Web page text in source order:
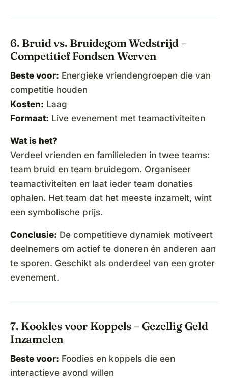
6. Bruid vs. Bruidegom Wedstrijd –
Competitief Fondsen Werven
Beste voor: Energieke vriendengroepen die van
competitie houden
Kosten: Laag
Formaat: Live evenement met teamactiviteiten
Wat is het?
Verdeel vrienden en familieleden in twee teams:
team bruid en team bruidegom. Organiseer
teamactiviteiten en laat ieder team donaties
ophalen. Het team dat het meeste inzamelt, wint
een symbolische prijs.
Conclusie: De competitieve dynamiek motiveert
deelnemers om actief te doneren én anderen aan
te sporen. Geschikt als onderdeel van een groter
evenement.
7. Kookles voor Koppels – Gezellig Geld
Inzamelen
Beste voor: Foodies en koppels die een
interactieve avond willen